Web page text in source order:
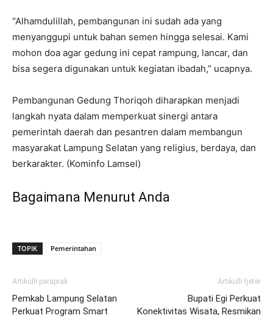
“Alhamdulillah, pembangunan ini sudah ada yang
menyanggupi untuk bahan semen hingga selesai. Kami
mohon doa agar gedung ini cepat rampung, lancar, dan
bisa segera digunakan untuk kegiatan ibadah,” ucapnya.
Pembangunan Gedung Thoriqoh diharapkan menjadi
langkah nyata dalam memperkuat sinergi antara
pemerintah daerah dan pesantren dalam membangun
masyarakat Lampung Selatan yang religius, berdaya, dan
berkarakter. (Kominfo Lamsel)
Bagaimana Menurut Anda
TOPIK Pemerintahan
Artikulli paraprak
Pemkab Lampung Selatan
Perkuat Program Smart
Artikulli tjetër
Bupati Egi Perkuat
Konektivitas Wisata, Resmikan